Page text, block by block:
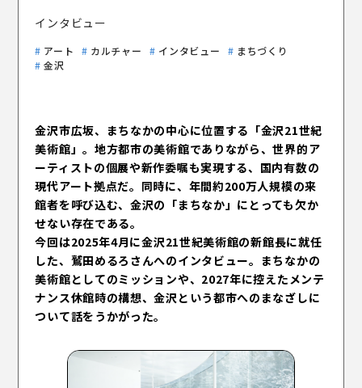
運営会社 株式会社ENN
プライバシーポリシー
インタビュー
アート カルチャー インタビュー
まちづくり
金沢
金沢市広坂、まちなかの中心に位置する「金沢21世紀
美術館」。地方都市の美術館でありながら、世界的ア
ーティストの個展や新作委嘱も実現する、国内有数の
現代アート拠点だ。同時に、年間約200万人規模の来
館者を呼び込む、金沢の「まちなか」にとっても欠か
せない存在である。
今回は2025年4月に金沢21世紀美術館の新館長に就任
した、鷲田めるろさんへのインタビュー。まちなかの
美術館としてのミッションや、2027年に控えたメンテ
ナンス休館時の構想、金沢という都市へのまなざしに
ついて話をうかがった。